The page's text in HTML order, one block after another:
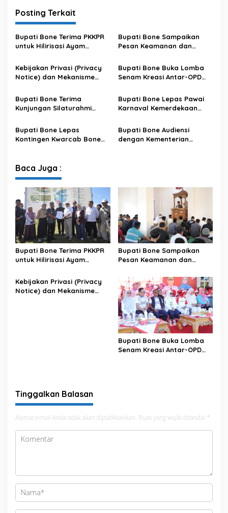
Posting Terkait
Bupati Bone Terima PKKPR
untuk Hilirisasi Ayam
Bupati Bone Sampaikan
Pesan Keamanan dan
Kebijakan Privasi (Privacy
Notice) dan Mekanisme
Data pada Portal Bone
Satu Data
Bupati Bone Buka Lomba
Senam Kreasi Antar-OPD
Bupati Bone Terima
Kunjungan Silaturahmi
XIV/Hasanuddin
Bupati Bone Lepas Pawai
Karnaval Kemerdekaan
Sambut HUT ke-81 RI
Bupati Bone Lepas
Kontingen Kwarcab Bone
Bupati Bone Audiensi
dengan Kementerian
Baca Juga :
Bupati Bone Terima PKKPR
untuk Hilirisasi Ayam
Bupati Bone Sampaikan
Pesan Keamanan dan
Kebijakan Privasi (Privacy
Notice) dan Mekanisme
Bupati Bone Buka Lomba
Senam Kreasi Antar-OPD
Tinggalkan Balasan
Alamat email Anda tidak akan dipublikasikan. Ruas yang wajib ditandai *